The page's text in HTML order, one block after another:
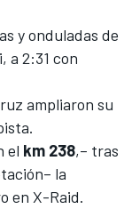
y onduladas de
a 2:31 con
ampliaron su
el km 238,– tras
la
en X-Raid.